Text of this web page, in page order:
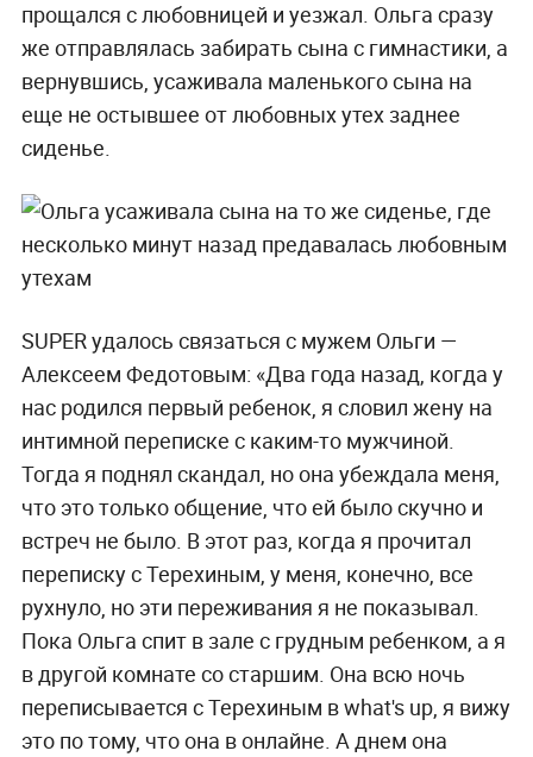
прощался с любовницей и уезжал. Ольга сразу
же отправлялась забирать сына с гимнастики, а
вернувшись, усаживала маленького сына на
еще не остывшее от любовных утех заднее
сиденье.
SUPER удалось связаться с мужем Ольги —
Алексеем Федотовым: «Два года назад, когда у
нас родился первый ребенок, я словил жену на
интимной переписке с каким-то мужчиной.
Тогда я поднял скандал, но она убеждала меня,
что это только общение, что ей было скучно и
встреч не было. В этот раз, когда я прочитал
переписку с Терехиным, у меня, конечно, все
рухнуло, но эти переживания я не показывал.
Пока Ольга спит в зале с грудным ребенком, а я
в другой комнате со старшим. Она всю ночь
переписывается с Терехиным в what's up, я вижу
это по тому, что она в онлайне. А днем она